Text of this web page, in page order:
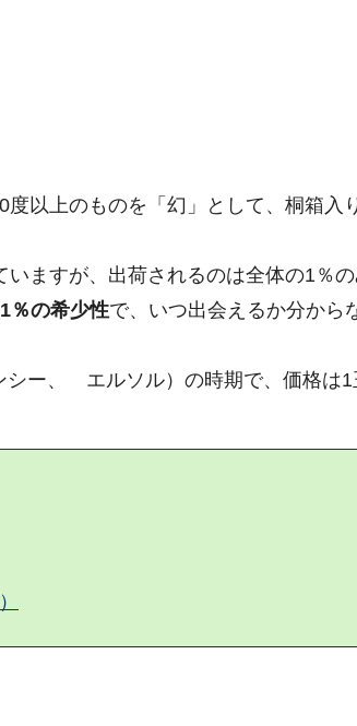
以上のものを「幻」として、桐箱入
ますが、出荷されるのは全体の1％
％の希少性で、いつ出会えるか分から
シー、 エルソル）の時期で、価格は